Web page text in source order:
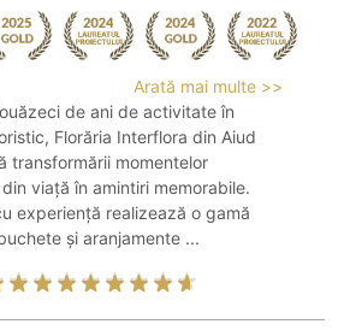
Arată mai multe >>
de ani de activitate în
Florăria Interflora din Aiud
transformării momentelor
viață în amintiri memorabile.
experiență realizează o gamă
și aranjamente ...